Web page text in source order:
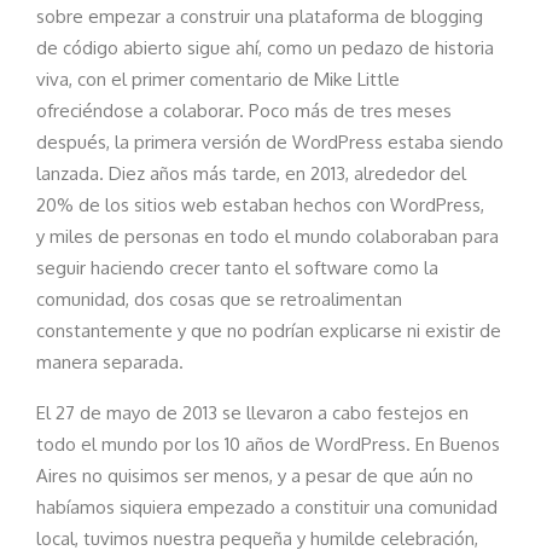
sobre empezar a construir una plataforma de blogging
de código abierto sigue ahí, como un pedazo de historia
viva, con el primer comentario de Mike Little
ofreciéndose a colaborar. Poco más de tres meses
después, la primera versión de WordPress estaba siendo
lanzada. Diez años más tarde, en 2013, alrededor del
20% de los sitios web estaban hechos con WordPress,
y miles de personas en todo el mundo colaboraban para
seguir haciendo crecer tanto el software como la
comunidad, dos cosas que se retroalimentan
constantemente y que no podrían explicarse ni existir de
manera separada.
El 27 de mayo de 2013 se llevaron a cabo festejos en
todo el mundo por los 10 años de WordPress. En Buenos
Aires no quisimos ser menos, y a pesar de que aún no
habíamos siquiera empezado a constituir una comunidad
local, tuvimos nuestra pequeña y humilde celebración,